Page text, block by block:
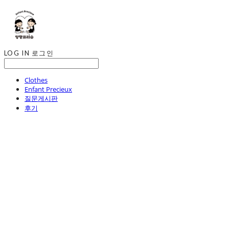
LOG IN 로그인
Clothes
Enfant Precieux
질문게시판
후기